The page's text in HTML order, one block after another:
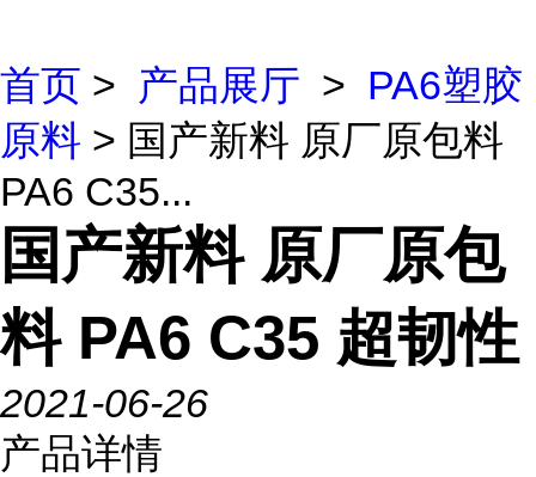
首页 > 产品展厅 > PA6塑胶
原料 > 国产新料 原厂原包料
PA6 C35...
国产新料 原厂原包
料 PA6 C35 超韧性
2021-06-26
产品详情